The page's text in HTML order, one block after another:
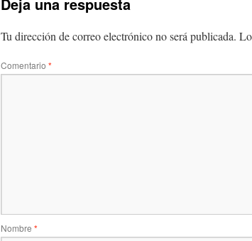
Tu dirección de correo electrónico no será publicada.
Comentario *
Nombre *